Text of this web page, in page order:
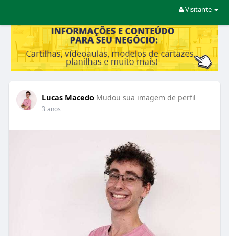
Visitante
Lucas Macedo Mudou sua imagem de perfil
3 anos